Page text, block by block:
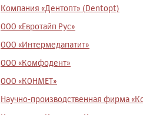
Компания «Дентопт» (Dentopt)
ООО «Евротайп Рус»
ООО «Интермедапатит»
ООО «Комфодент»
ООО «КОНМЕТ»
Научно-производственная фирма